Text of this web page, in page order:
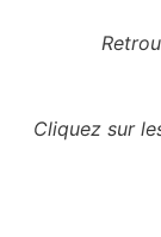
Cliquez sur